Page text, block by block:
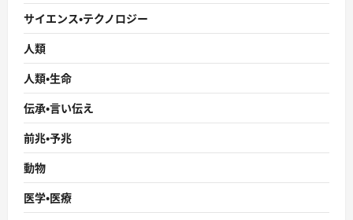
サイエンス・テクノロジー
人類
人類・生命
伝承・言い伝え
前兆・予兆
動物
医学・医療